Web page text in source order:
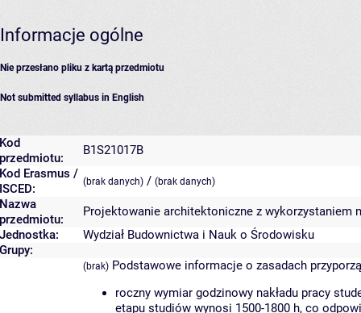
Informacje ogólne
Nie przesłano pliku z kartą przedmiotu
Not submitted syllabus in English
Kod
przedmiotu:
B1S21017B
Kod Erasmus /
ISCED:
(brak danych) / (brak danych)
Nazwa
przedmiotu:
Projektowanie architektoniczne z wykorzystaniem
Jednostka:
Wydział Budownictwa i Nauk o Środowisku
Grupy:
(brak) Podstawowe informacje o zasadach
roczny wymiar godzinowy nakładu pracy
etapu studiów wynosi 1500-1800 h, co